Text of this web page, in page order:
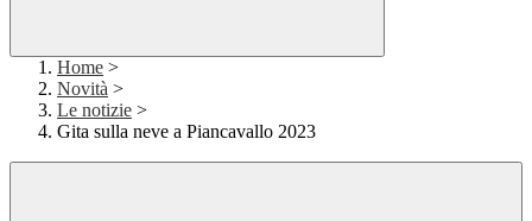
Home >
Novità >
Le notizie >
Gita sulla neve a Piancavallo 2023